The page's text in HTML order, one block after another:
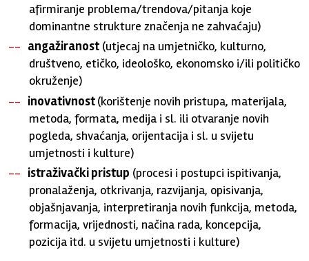
afirmiranje problema/trendova/pitanja koje
dominantne strukture značenja ne zahvaćaju)
angažiranost (utjecaj na umjetničko, kulturno,
društveno, etičko, ideološko, ekonomsko i/ili političko
okruženje)
inovativnost(korištenje novih pristupa, materijala,
metoda, formata, medija i sl. ili otvaranje novih
pogleda, shvaćanja, orijentacija i sl. u svijetu
umjetnosti i kulture)
istraživački pristup (procesi i postupci ispitivanja,
pronalaženja, otkrivanja, razvijanja, opisivanja,
objašnjavanja, interpretiranja novih funkcija, metoda,
formacija, vrijednosti, načina rada, koncepcija,
pozicija itd. u svijetu umjetnosti i kulture)